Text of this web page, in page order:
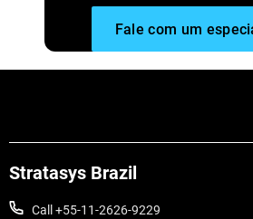
Fale com um
Stratasys Brazil
Call +55-11-2626-9229